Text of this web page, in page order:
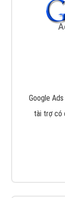
Google
tài trợ có